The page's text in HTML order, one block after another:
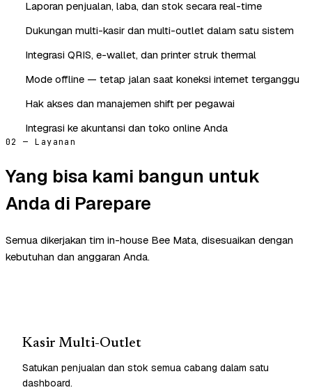
Laporan penjualan, laba, dan stok secara real-time
Dukungan multi-kasir dan multi-outlet dalam satu sistem
Integrasi QRIS, e-wallet, dan printer struk thermal
Mode offline — tetap jalan saat koneksi internet terganggu
Hak akses dan manajemen shift per pegawai
Integrasi ke akuntansi dan toko online Anda
02 — Layanan
Yang bisa kami bangun untuk
Anda di Parepare
Semua dikerjakan tim in-house Bee Mata, disesuaikan dengan
kebutuhan dan anggaran Anda.
Kasir Multi-Outlet
Satukan penjualan dan stok semua cabang dalam satu
dashboard.